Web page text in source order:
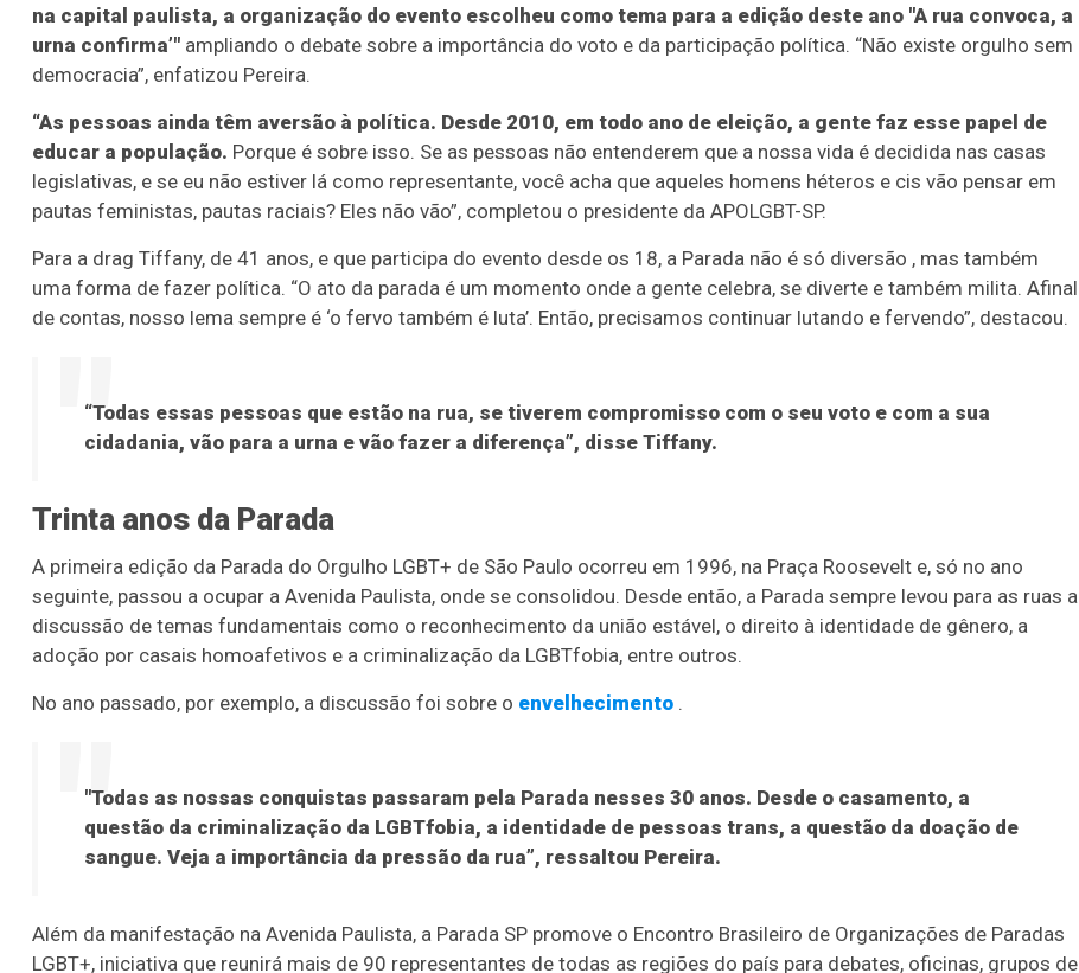
na capital paulista, a organização do evento escolheu como tema para a edição deste ano "A rua convoca, a
urna confirma’" ampliando o debate sobre a importância do voto e da participação política. “Não existe orgulho sem
democracia”, enfatizou Pereira.
“As pessoas ainda têm aversão à política. Desde 2010, em todo ano de eleição, a gente faz esse papel de
educar a população. Porque é sobre isso. Se as pessoas não entenderem que a nossa vida é decidida nas casas
legislativas, e se eu não estiver lá como representante, você acha que aqueles homens héteros e cis vão pensar em
pautas feministas, pautas raciais? Eles não vão”, completou o presidente da APOLGBT-SP.
Para a drag Tiffany, de 41 anos, e que participa do evento desde os 18, a Parada não é só diversão , mas também
uma forma de fazer política. “O ato da parada é um momento onde a gente celebra, se diverte e também milita. Afinal
de contas, nosso lema sempre é ‘o fervo também é luta’. Então, precisamos continuar lutando e fervendo”, destacou.
“Todas essas pessoas que estão na rua, se tiverem compromisso com o seu voto e com a sua
cidadania, vão para a urna e vão fazer a diferença”, disse Tiffany.
Trinta anos da Parada
A primeira edição da Parada do Orgulho LGBT+ de São Paulo ocorreu em 1996, na Praça Roosevelt e, só no ano
seguinte, passou a ocupar a Avenida Paulista, onde se consolidou. Desde então, a Parada sempre levou para as ruas a
discussão de temas fundamentais como o reconhecimento da união estável, o direito à identidade de gênero, a
adoção por casais homoafetivos e a criminalização da LGBTfobia, entre outros.
No ano passado, por exemplo, a discussão foi sobre o envelhecimento .
"Todas as nossas conquistas passaram pela Parada nesses 30 anos. Desde o casamento, a
questão da criminalização da LGBTfobia, a identidade de pessoas trans, a questão da doação de
sangue. Veja a importância da pressão da rua”, ressaltou Pereira.
Além da manifestação na Avenida Paulista, a Parada SP promove o Encontro Brasileiro de Organizações de Paradas
LGBT+, iniciativa que reunirá mais de 90 representantes de todas as regiões do país para debates, oficinas, grupos de